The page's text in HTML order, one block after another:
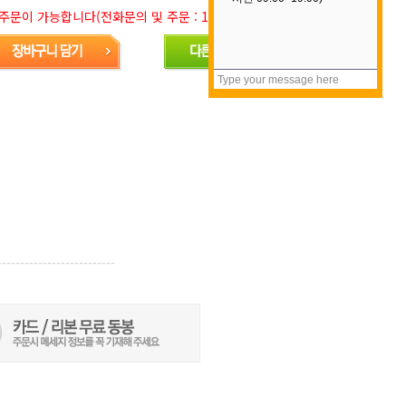
이 가능합니다(전화문의 및 주문 : 1577-5688)